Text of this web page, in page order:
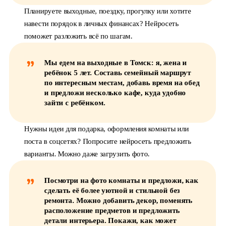
Планируете выходные, поездку, прогулку или хотите
навести порядок в личных финансах? Нейросеть
поможет разложить всё по шагам.
Мы едем на выходные в Томск: я, жена и
ребёнок 5 лет. Составь семейный маршрут
по интересным местам, добавь время на обед
и предложи несколько кафе, куда удобно
зайти с ребёнком.
Нужны идеи для подарка, оформления комнаты или
поста в соцсетях? Попросите нейросеть предложить
варианты. Можно даже загрузить фото.
Посмотри на фото комнаты и предложи, как
сделать её более уютной и стильной без
ремонта. Можно добавить декор, поменять
расположение предметов и предложить
детали интерьера. Покажи, как может